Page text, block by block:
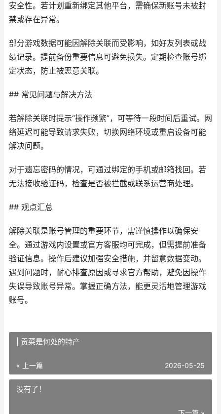
安全性。若计划重新绑定其他平台，需确保新账号未被封
禁或存在异常。
部分游戏数据可能因解除关联而受影响，如好友列表或战
绩记录。提前备份重要信息可避免损失。定期检查账号绑
定状态，防止被恶意关联。
## 常见问题与解决方法
若解除关联时提示“操作频繁”，可等待一段时间后重试。网
络延迟可能导致请求失败，切换网络环境或重启设备可能
解决问题。
对于遗忘密码的情况，可通过绑定的手机或邮箱找回。若
无法接收验证码，检查是否被拦截或联系运营商处理。
## 观点汇总
解除关联是账号管理的重要环节，需谨慎操作以确保安
全。通过游戏内设置或官方客服均可完成，但需提前准备
验证信息。操作后建议加强安全措施，并留意数据变动。
遇到问题时，耐心排查原因或寻求官方帮助，避免因操作
失误导致账号异常。掌握正确方法，能更灵活地管理游戏
账号。
| 贡菜是何处的特产
« 上一篇 2026-05-25
没有了！